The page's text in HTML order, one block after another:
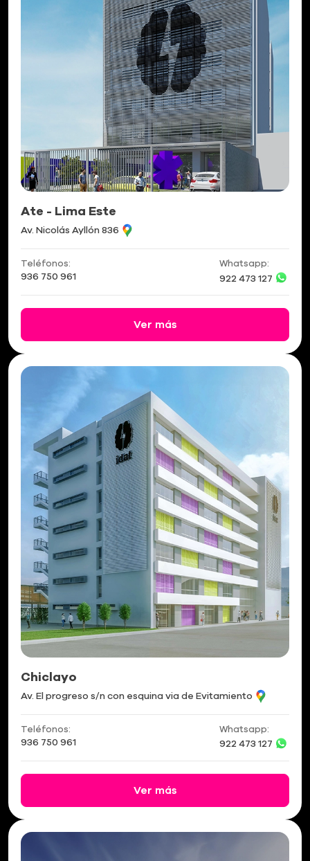
Ate - Lima Este
Av. Nicolás Ayllón 836
Teléfonos:
936 750 961
Whatsapp:
922 473 127
Ver más
Chiclayo
Av. El progreso s/n con esquina via de Evitamiento
Teléfonos:
936 750 961
Whatsapp:
922 473 127
Ver más